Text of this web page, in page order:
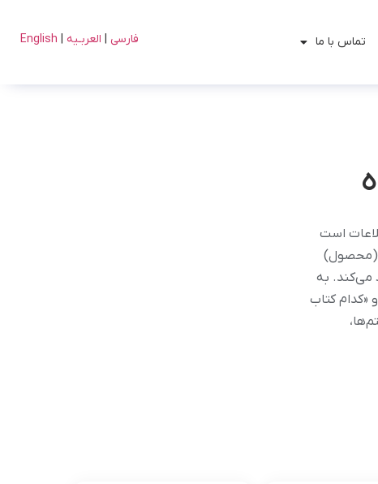
تماس با ما فارسی | العربـیه |
English
است
(محصول)
می‌کند. به
«کدام کتاب